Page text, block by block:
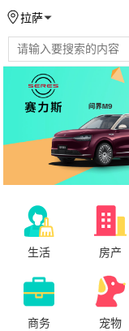
拉萨
生活 房产
商务 宠物